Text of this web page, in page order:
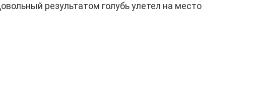
результатом голубь улетел на место